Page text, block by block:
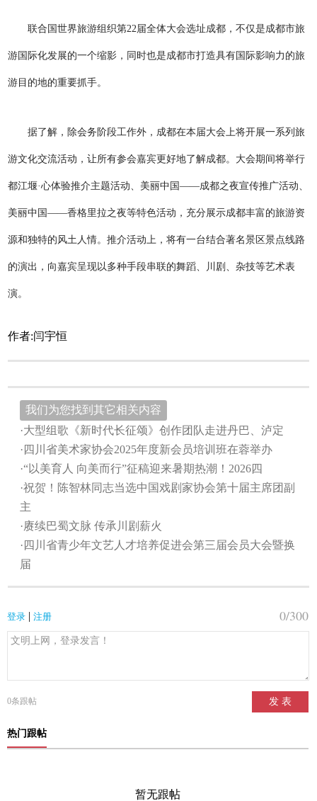
联合国世界旅游组织第22届全体大会选址成都，不仅是成都市旅
游国际化发展的一个缩影，同时也是成都市打造具有国际影响力的旅
游目的地的重要抓手。
据了解，除会务阶段工作外，成都在本届大会上将开展一系列旅
游文化交流活动，让所有参会嘉宾更好地了解成都。大会期间将举行
都江堰·心体验推介主题活动、美丽中国——成都之夜宣传推广活动、
美丽中国——香格里拉之夜等特色活动，充分展示成都丰富的旅游资
源和独特的风土人情。推介活动上，将有一台结合著名景区景点线路
的演出，向嘉宾呈现以多种手段串联的舞蹈、川剧、杂技等艺术表
演。
作者:闫宇恒
我们为您找到其它相关内容
·大型组歌《新时代长征颂》创作团队走进丹巴、泸定
·四川省美术家协会2025年度新会员培训班在蓉举办
·“以美育人 向美而行”征稿迎来暑期热潮！2026四
·祝贺！陈智林同志当选中国戏剧家协会第十届主席团副
主
·赓续巴蜀文脉 传承川剧薪火
·四川省青少年文艺人才培养促进会第三届会员大会暨换
届
登录 | 注册 0/300
0条跟帖 发 表
热门跟帖
暂无跟帖